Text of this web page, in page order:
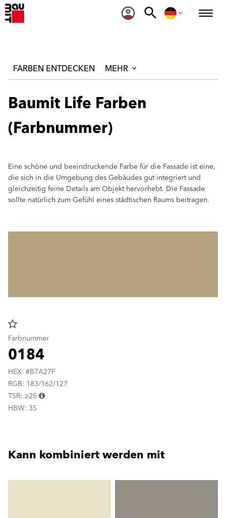
FARBEN ENTDECKEN MEHR
Baumit Life Farben
(Farbnummer)
Eine schöne und beeindruckende Farbe für die Fassade ist eine,
die sich in die Umgebung des Gebäudes gut integriert und
gleichzeitig feine Details am Objekt hervorhebt. Die Fassade
sollte natürlich zum Gefühl eines städtischen Raums beitragen.
star_border
Farbnummer
0184
HEX: #B7A27F
RGB: 183/162/127
TSR: ≥25
HBW: 35
Kann kombiniert werden mit